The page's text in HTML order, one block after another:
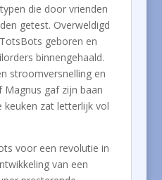
die door vrienden
getest. Overweldigd
geboren en
binnengehaald.
stroomversnelling en
gaf zijn baan
keuken zat letterlijk vol
voor een revolutie in
van een